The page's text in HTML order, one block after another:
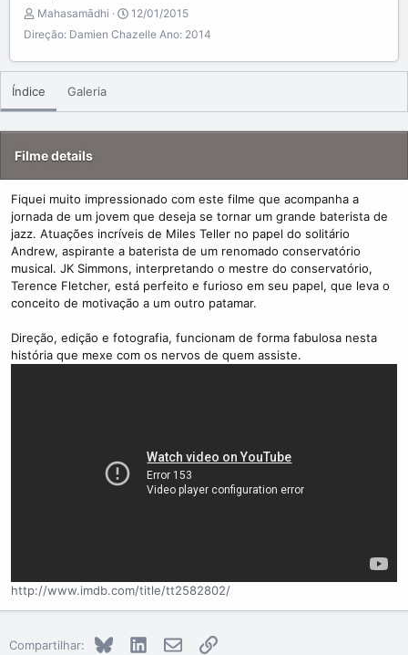
A
d
e
b
y
Mahasamādhi
C
r
a
d
a
12/01/2015
Direção: Damien Chazelle Ano: 2014
Índice Galeria
Filme details
Fiquei muito impressionado com este filme que acompanha a
jornada de um jovem que deseja se tornar um grande baterista de
jazz. Atuações incríveis de Miles Teller no papel do solitário
Andrew, aspirante a baterista de um renomado conservatório
musical. JK Simmons, interpretando o mestre do conservatório,
Terence Fletcher, está perfeito e furioso em seu papel, que leva o
conceito de motivação a um outro patamar.
Direção, edição e fotografia, funcionam de forma fabulosa nesta
história que mexe com os nervos de quem assiste.
http://www.imdb.com/title/tt2582802/
Compartilhar: BlueskyLinkedInE-mailLink